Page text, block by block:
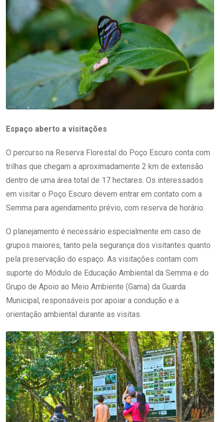
Espaço aberto a visitações
O percurso na Reserva Florestal do Poço Escuro conta com
trilhas que chegam a aproximadamente 2 km de extensão
dentro de uma área total de 17 hectares. Os interessados
em visitar o Poço Escuro devem entrar em contato com a
Semma para agendamento prévio, com reserva de horário.
O planejamento é necessário especialmente em caso de
grupos maiores, tanto pela segurança dos visitantes quanto
pela preservação do espaço. As visitações contam com
suporte do Módulo de Educação Ambiental da Semma e do
Grupo de Apoio ao Meio Ambiente (Gama) da Guarda
Municipal, responsáveis por apoiar a condução e a
orientação ambiental durante as visitas.